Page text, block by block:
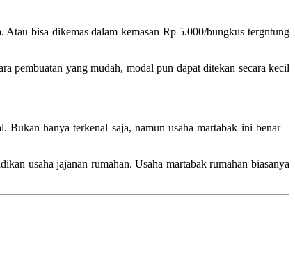
bisa dikemas dalam kemasan Rp 5.000/bungkus tergntung
pembuatan yang mudah, modal pun dapat ditekan secara kecil
Bukan hanya terkenal saja, namun usaha martabak ini benar –
usaha jajanan rumahan. Usaha martabak rumahan biasanya